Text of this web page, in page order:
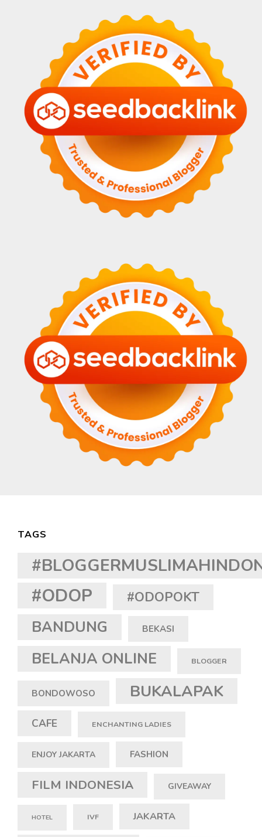
TAGS
#ODOP #ODOPOKT
BANDUNG BEKASI
BELANJA ONLINE BLOGGER
BONDOWOSO BUKALAPAK
CAFE ENCHANTING LADIES
ENJOY JAKARTA FASHION
FILM INDONESIA GIVEAWAY
HOTEL IVF JAKARTA